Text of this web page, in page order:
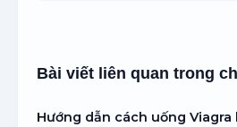
Bài viết liên quan trong
Hướng dẫn cách uống